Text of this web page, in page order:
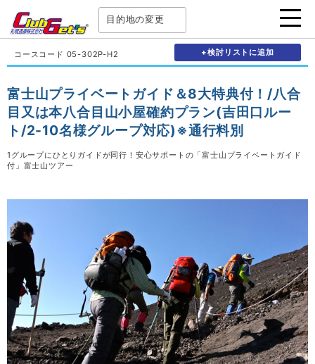
目的地の変更
コースコード 05-302P-H2 +検討リストに追加
富士山プライベートガイド＆8大特典付！/八合
目又は本八合目山小屋確約プラン(吉田口ルー
ト/2-10名様グループ対応)※通行料別
1グループにひとりガイドが同行！安心サポートの「富士山プライベートガイド
付」富士山ツアー